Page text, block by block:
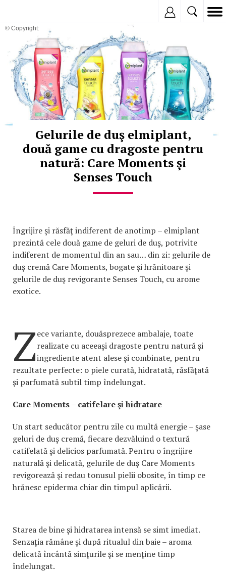
© Copyright:
Gelurile de duş elmiplant,
două game cu dragoste pentru
natură: Care Moments şi
Senses Touch
Îngrijire şi răsfăţ indiferent de anotimp – elmiplant
prezintă cele două game de geluri de duş, potrivite
indiferent de momentul din an sau… din zi: gelurile de
duş cremă Care Moments, bogate şi hrănitoare şi
gelurile de duş revigorante Senses Touch, cu arome
exotice.
Zece variante, douăsprezece ambalaje, toate
realizate cu aceeaşi dragoste pentru natură şi
ingrediente atent alese şi combinate, pentru
rezultate perfecte: o piele curată, hidratată, răsfăţată
şi parfumată subtil timp îndelungat.
Care Moments – catifelare şi hidratare
Un start seducător pentru zile cu multă energie – şase
geluri de duş cremă, fiecare dezvăluind o textură
catifelată şi delicios parfumată. Pentru o îngrijire
naturală şi delicată, gelurile de duş Care Moments
revigorează şi redau tonusul pielii obosite, în timp ce
hrănesc epiderma chiar din timpul aplicării.
Starea de bine şi hidratarea intensă se simt imediat.
Senzaţia rămâne şi după ritualul din baie – aroma
delicată încântă simţurile şi se menţine timp
îndelungat.